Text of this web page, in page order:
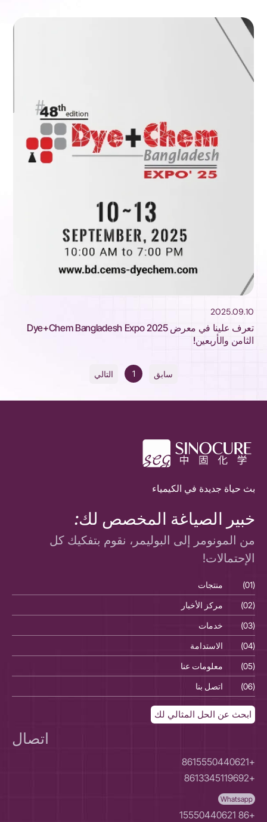
2025.09.10
تعرف علينا في معرض Dye+Chem Bangladesh Expo 2025
الثامن والأربعين!
سابق 1 التالي
بث حياة جديدة في الكيمياء
خبير الصياغة المخصص لك:
من المونومر إلى البوليمر، نقوم بتفكيك كل
الإحتمالات!
(01) منتجات
(02)
مركز الأخبار
(03)
خدمات
(04)
الاستدامة
(05)
معلومات عنا
(06)
اتصل بنا
ابحث عن الحل المثالي لك
اتصال
+8615550440621
+8613345119692
Whatsapp
+86 15550440621